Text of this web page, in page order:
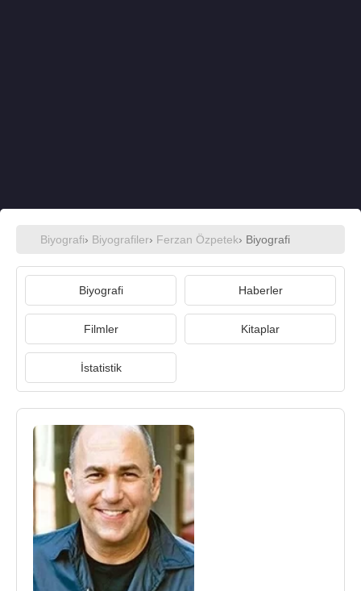
Biyografi› Biyografiler› Ferzan Özpetek› Biyografi
Biyografi Haberler
Filmler Kitaplar
İstatistik